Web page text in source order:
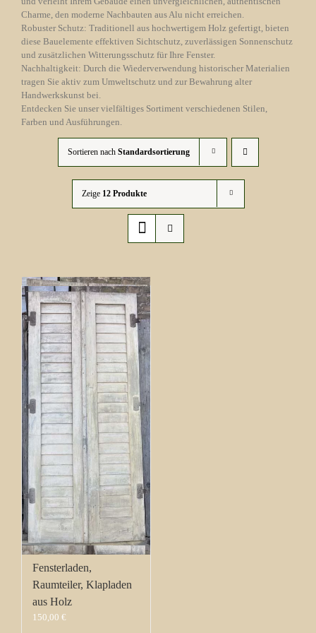
Charme, den moderne Nachbauten aus Alu nicht erreichen.
Robuster Schutz: Traditionell aus hochwertigem Holz gefertigt, bieten
diese Bauelemente effektiven Sichtschutz, zuverlässigen Sonnenschutz
und zusätzlichen Witterungsschutz für Ihre Fenster.
Nachhaltigkeit: Durch die Wiederverwendung historischer Materialien
tragen Sie aktiv zum Umweltschutz und zur Bewahrung alter
Handwerkskunst bei.
Entdecken Sie unser vielfältiges Sortiment verschiedenen Stilen,
Farben und Ausführungen.
Sortieren nach Standardsortierung
Zeige 12 Produkte
Fensterladen,
Raumteiler, Klapladen
aus Holz
150,00 €